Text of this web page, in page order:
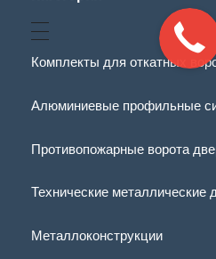
Комплекты для откатных
Алюминиевые профильные
Противопожарные ворота
Технические металлические
Металлоконструкции